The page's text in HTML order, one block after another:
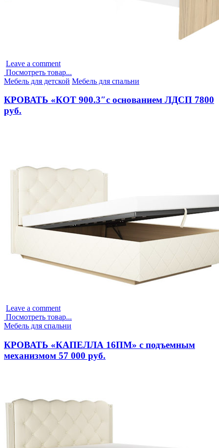
Leave a comment
Посмотреть товар...
Опубликовано
Мебель для детской Мебель для спальни
КРОВАТЬ «КОТ 900.3″с основанием ЛДСП 7800
руб.
Leave a comment
Посмотреть товар...
Опубликовано
Мебель для спальни
КРОВАТЬ «КАПЕЛЛА 16ПМ» с подъемным
механизмом 57 000 руб.